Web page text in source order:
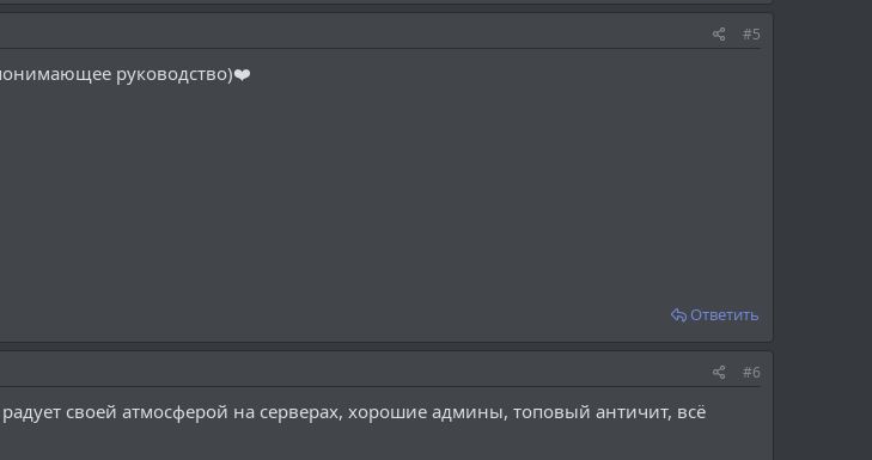
#5
руководство)❤️
Ответить
#6
своей атмосферой на серверах, хорошие админы, топовый античит, всё